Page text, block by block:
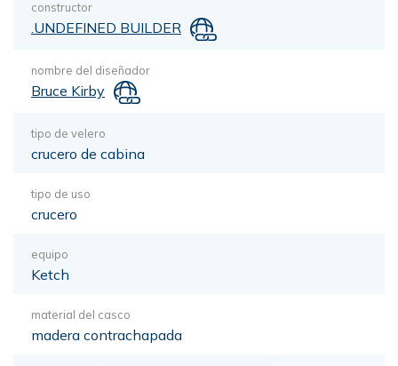
constructor
.UNDEFINED BUILDER
nombre del diseñador
Bruce Kirby
tipo de velero
crucero de cabina
tipo de uso
crucero
equipo
Ketch
material del casco
madera contrachapada